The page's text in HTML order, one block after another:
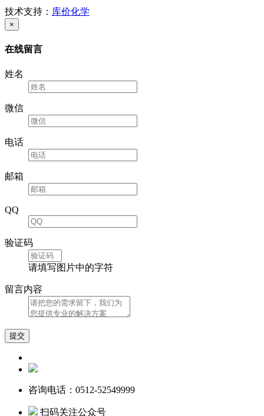
技术支持： 库价化学
×
在线留言
姓名
微信
电话
邮箱
QQ
验证码
请填写图片中的字符
留言内容
咨询电话：0512-52549999
扫码关注公众号